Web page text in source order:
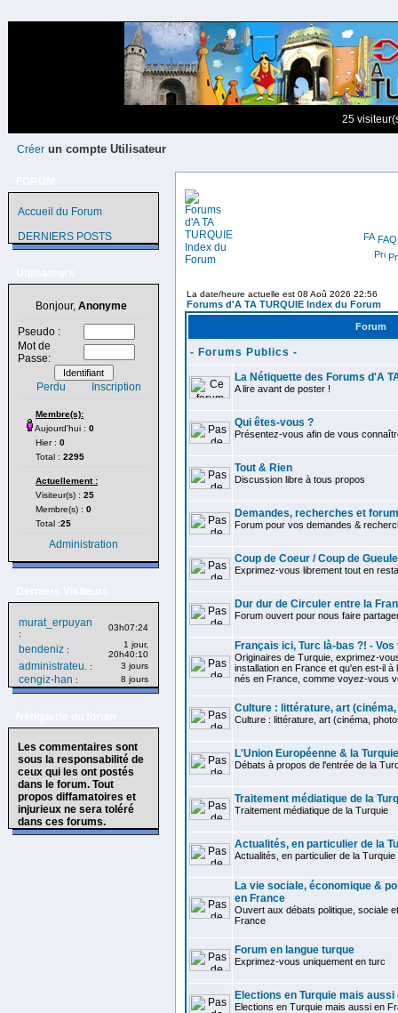
25
Créer un compte Utilisateur
Accueil du Forum
DERNIERS POSTS
Bonjour, Anonyme
Pseudo :
Mot de
Passe:
Perdu Inscription
Membre(s):
Aujourd'hui : 0
Hier : 0
Total : 2295
Actuellement :
Visiteur(s) : 25
Membre(s) : 0
Total :25
Administration
murat_erpuyan
:
03h07:24
bendeniz :
1 jour,
20h40:10
administrateu. : 3 jours
cengiz-han : 8 jours
Les commentaires sont
sous la responsabilité de
ceux qui les ont postés
dans le forum. Tout
propos diffamatoires et
injurieux ne sera toléré
dans ces forums.
FAQ
La date/heure actuelle est 08 Aoû 2026 22:56
Forums d'A TA TURQUIE Index du Forum
Forum
- Forums Publics -
La Nétiquette des Forums d'A
A lire avant de poster !
Qui êtes-vous ?
Présentez-vous afin de vous
Tout & Rien
Discussion libre à tous propos
Demandes, recherches et
Forum pour vos demandes &
Coup de Coeur / Coup de Gueule
Exprimez-vous librement tout en
Dur dur de Circuler entre la
Forum ouvert pour nous faire
Français ici, Turc là-bas ?! -
Originaires de Turquie, exprimez-
installation en France et qu'en est-il
nés en France, comme voyez-vous
Culture : littérature, art
Culture : littérature, art (cinéma,
L'Union Européenne & la Turquie
Débats à propos de l'entrée de la
Traitement médiatique de la
Traitement médiatique de la Turquie
Actualités, en particulier de la
Actualités, en particulier de la Turquie
La vie sociale, économique &
en France
Ouvert aux débats politique, sociale
France
Forum en langue turque
Exprimez-vous uniquement en turc
Elections en Turquie mais aussi
Elections en Turquie mais aussi en